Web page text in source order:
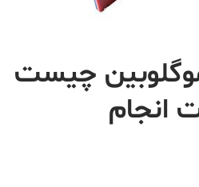
چیست
انجام